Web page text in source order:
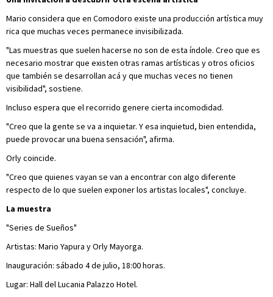
Mario considera que en Comodoro existe una producción artística muy
rica que muchas veces permanece invisibilizada.
"Las muestras que suelen hacerse no son de esta índole. Creo que es
necesario mostrar que existen otras ramas artísticas y otros oficios
que también se desarrollan acá y que muchas veces no tienen
visibilidad", sostiene.
Incluso espera que el recorrido genere cierta incomodidad.
"Creo que la gente se va a inquietar. Y esa inquietud, bien entendida,
puede provocar una buena sensación", afirma.
Orly coincide.
"Creo que quienes vayan se van a encontrar con algo diferente
respecto de lo que suelen exponer los artistas locales", concluye.
La muestra
"Series de Sueños"
Artistas: Mario Yapura y Orly Mayorga.
Inauguración: sábado 4 de julio, 18:00 horas.
Lugar: Hall del Lucania Palazzo Hotel.